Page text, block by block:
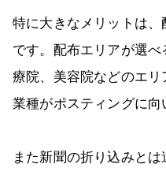
特に大きなメリットは
です。配布エリアが選
療院、美容院などのエ
業種がポスティングに向
また新聞の折り込みと